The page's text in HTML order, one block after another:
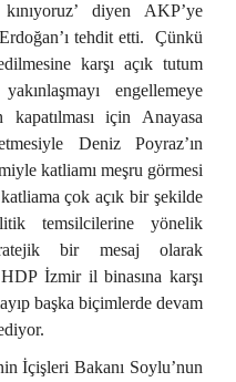
diyen AKP’ye
tehdit etti. Çünkü
karşı açık tutum
engellemeye
kapatılması için Anayasa
Deniz Poyraz’ın
katliamı meşru görmesi
çok açık bir şekilde
temsilcilerine yönelik
bir mesaj olarak
İzmir il binasına karşı
başka biçimlerde devam
İçişleri Bakanı Soylu’nun